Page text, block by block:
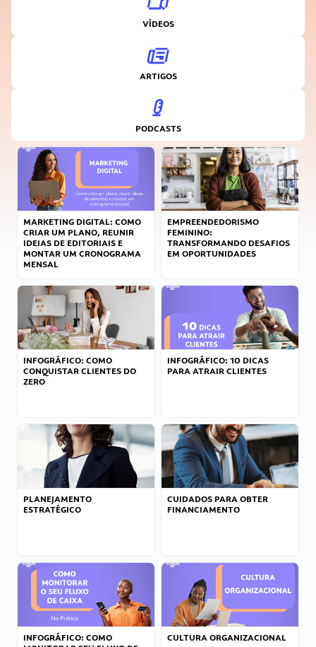
VÍDEOS
ARTIGOS
PODCASTS
MARKETING DIGITAL: COMO
CRIAR UM PLANO, REUNIR
IDEIAS DE EDITORIAIS E
MONTAR UM CRONOGRAMA
MENSAL
EMPREENDEDORISMO
FEMININO:
TRANSFORMANDO DESAFIOS
EM OPORTUNIDADES
INFOGRÁFICO: COMO
CONQUISTAR CLIENTES DO
ZERO
INFOGRÁFICO: 10 DICAS
PARA ATRAIR CLIENTES
PLANEJAMENTO
ESTRATÉGICO
CUIDADOS PARA OBTER
FINANCIAMENTO
INFOGRÁFICO: COMO
CULTURA ORGANIZACIONAL